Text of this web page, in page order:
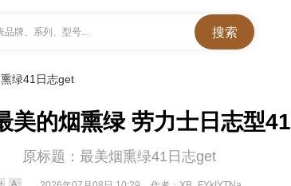
品牌、系列、型号...
绿41日志get
美的烟熏绿 劳力士日志型41
原标题：最美烟熏绿41日志get